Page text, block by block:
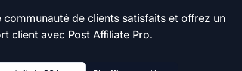
communauté de clients satisfaits et offrez un
client avec Post Affiliate Pro.